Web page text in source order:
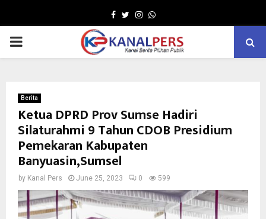
Facebook
TwitterInstagram
Whatsapp
PRIMARY
Berita
Ketua DPRD Prov Sumse Hadiri
Silaturahmi 9 Tahun CDOB Presidium
Pemekaran Kabupaten
Banyuasin,Sumsel
by Kanal Pers June 25, 2023 0 599